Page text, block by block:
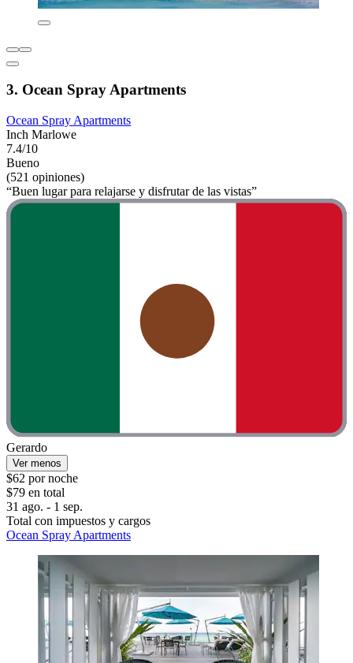
3. Ocean Spray Apartments
Ocean Spray Apartments
Inch Marlowe
7.4/10
Bueno
(521 opiniones)
“Buen lugar para relajarse y disfrutar de las vistas”
Gerardo
Ver menos
$62 por noche
$79 en total
31 ago. - 1 sep.
Total con impuestos y cargos
Ocean Spray Apartments